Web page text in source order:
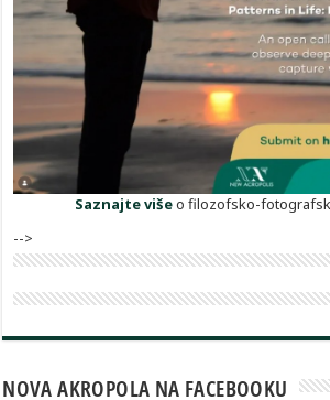
Saznajte višeo filozofsko-
-->
NOVA AKROPOLA NA FACEBOOKU